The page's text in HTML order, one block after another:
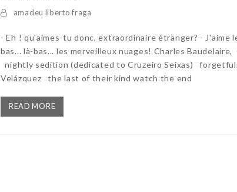
amadeu liberto fraga
- Eh ! qu'aimes-tu donc, extraordinaire étranger? - J'aime
bas... là-bas... les merveilleux nuages! Charles
nightly sedition (dedicated to Cruzeiro Seixas)
Velázquez the last of their kind watch the end
READ MORE